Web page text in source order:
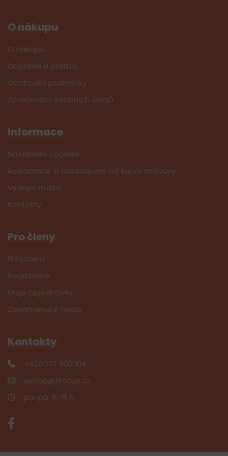
O nákupu
O nákupu
Doprava a platba
Obchodní podmínky
Zpracování osobních údajů
Informace
Nastavení cookies
Reklamace a odstoupení od kupní smlouvy
Výdejní místa
Kontakty
Pro členy
Přihlášení
Registrace
Moje objednávky
Zapomenuté heslo
Kontakty
+420 777 900 104
eshop@tkaczik.cz
po-pá: 8-15 h.